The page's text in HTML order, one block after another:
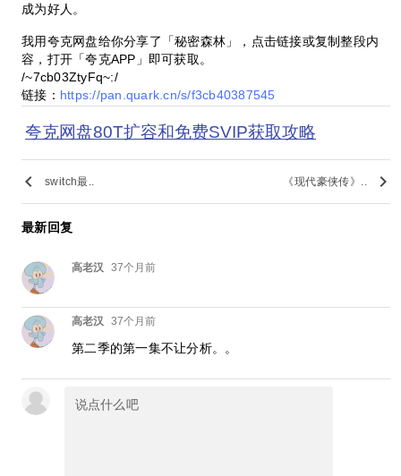
成为好人。
我用夸克网盘给你分享了「秘密森林」，点击链接或复制整段内
容，打开「夸克APP」即可获取。
/~7cb03ZtyFq~:/
链接： https://pan.quark.cn/s/f3cb40387545
夸克网盘80T扩容和免费SVIP获取攻略
keyboard_arrow_left switch最.. 《现代豪侠传》.. keyboard_arrow_right
最新回复
高老汉 37个月前
高老汉 37个月前
第二季的第一集不让分析。。